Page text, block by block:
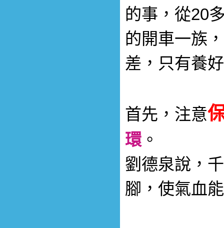
的事，從20
的開車一族
差，只有養
首先，注意
環 。
劉德泉說，
腳，使氣血